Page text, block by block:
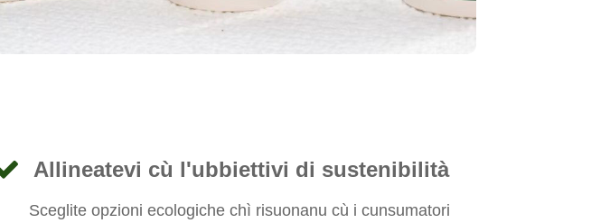
Allineatevi cù l'ubbiettivi di sustenibilità
Sceglite opzioni ecologiche chì risuonanu cù i cunsumatori